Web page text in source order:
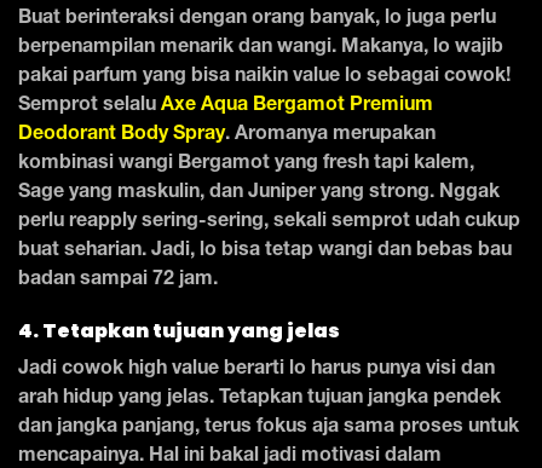
Buat berinteraksi dengan orang banyak, lo juga perlu
berpenampilan menarik dan wangi. Makanya, lo wajib
pakai parfum yang bisa naikin value lo sebagai cowok!
Semprot selalu Axe Aqua Bergamot Premium
Deodorant Body Spray. Aromanya merupakan
kombinasi wangi Bergamot yang fresh tapi kalem,
Sage yang maskulin, dan Juniper yang strong. Nggak
perlu reapply sering-sering, sekali semprot udah cukup
buat seharian. Jadi, lo bisa tetap wangi dan bebas bau
badan sampai 72 jam.
4. Tetapkan tujuan yang jelas
Jadi cowok high value berarti lo harus punya visi dan
arah hidup yang jelas. Tetapkan tujuan jangka pendek
dan jangka panjang, terus fokus aja sama proses untuk
mencapainya. Hal ini bakal jadi motivasi dalam